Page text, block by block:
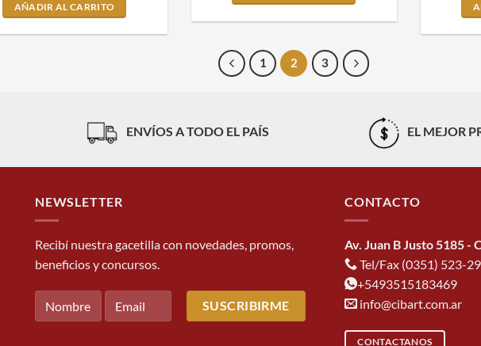
AÑADIR AL CARRITO
1 2 3
ENVÍOS A TODO EL PAÍS EL MEJOR
NEWSLETTER
Recibí nuestra gacetilla con novedades, promos,
beneficios y concursos.
CONTACTO
Av. Juan B Justo 5185 -
Tel/Fax (0351) 523-
+5493515183469
info@cibart.com.ar
CONTACTANOS